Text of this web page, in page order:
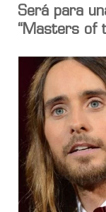
Será para
“Masters of